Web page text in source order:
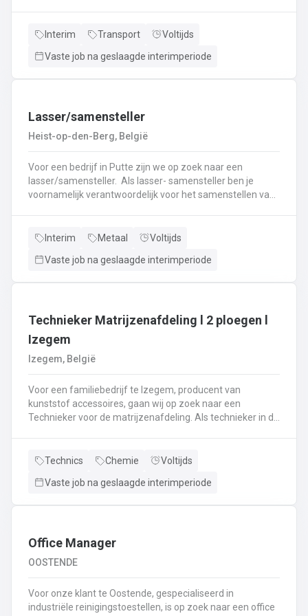
vloeistoffen.Laden en lossen volgens de voorgeschreven
documenten.Naleven van rij- en rusttijden en ADR-
Interim Transport
Voltijds
Vaste job na geslaagde interimperiode
Lasser/samensteller
Heist-op-den-Berg, België
Voor een bedrijf in Putte zijn we op zoek naar een
lasser/samensteller. Als lasser- samensteller ben je
voornamelijk verantwoordelijk voor het samenstellen van
het realiseren van onze projecten.Je werkt samen met
dagelijkse leiding van Atelierverantwoordelijke.
Interim Metaal
Voltijds
Vaste job na geslaagde interimperiode
Technieker Matrijzenafdeling l 2 ploegen l
Izegem
Izegem, België
Voor een familiebedrijf te Izegem, producent van
kunststof accessoires, gaan wij op zoek naar een
Technieker voor de matrijzenafdeling. Als technieker in de
productie en stel je de machines correct in.Bovendien
analyseer je fouten en waar nodig neem je corrigerende
de veiligheidssystemen behoort eveneens tot jouw
de productie en anticipeer je op veranderingen.
Technics Chemie
Voltijds
Vaste job na geslaagde interimperiode
Office Manager
OOSTENDE
Voor onze klant te Oostende, gespecialiseerd in
industriële reinigingstoestellen, is op zoek naar een office